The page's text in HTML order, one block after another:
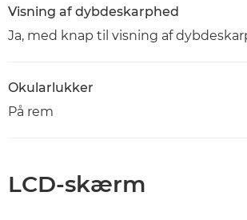
Visning af dybdeskarphed
Ja, med knap til visning af
Okularlukker
På rem
LCD-skærm